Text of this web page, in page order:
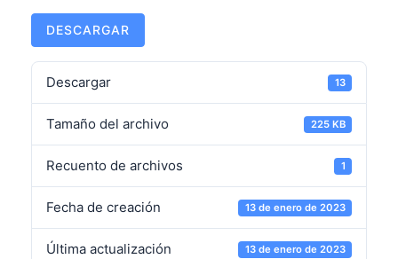
DESCARGAR
Descargar 13
Tamaño del archivo 225 KB
Recuento de archivos 1
Fecha de creación 13 de enero de 2023
Última actualización 13 de enero de 2023